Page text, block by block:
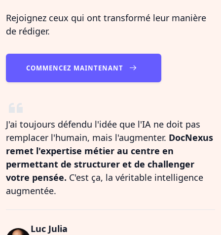
Rejoignez ceux qui ont transformé leur manière
de rédiger.
COMMENCEZ MAINTENANT
J'ai toujours défendu l'idée que l'IA ne doit pas
remplacer l'humain, mais l'augmenter. DocNexus
remet l'expertise métier au centre en
permettant de structurer et de challenger
votre pensée. C'est ça, la véritable intelligence
augmentée.
Luc Julia